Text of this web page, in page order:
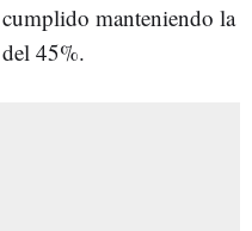
manteniendo la
45%.